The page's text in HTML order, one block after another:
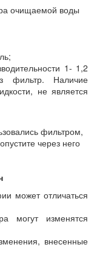
очищаемой воды
1- 1,2
фильтр. Наличие
не является
фильтром,
через него
может отличаться
могут изменятся
внесенные